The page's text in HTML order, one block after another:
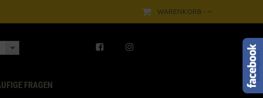
WARENKORB -
FRAGEN